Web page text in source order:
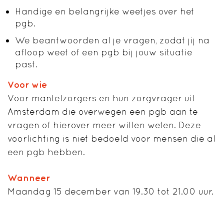
Handige en belangrijke weetjes over het
pgb.
We beantwoorden al je vragen, zodat jij na
afloop weet of een pgb bij jouw situatie
past.
Voor wie
Voor mantelzorgers en hun zorgvrager uit
Amsterdam die overwegen een pgb aan te
vragen of hierover meer willen weten. Deze
voorlichting is niet bedoeld voor mensen die al
een pgb hebben.
Wanneer
Maandag 15 december van 19.30 tot 21.00 uur.